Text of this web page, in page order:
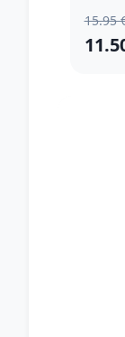
15.95